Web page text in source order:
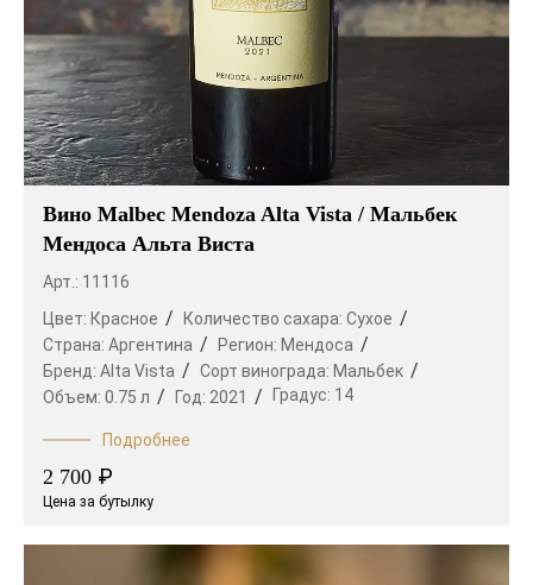
Вино Malbec Mendoza Alta Vista / Мальбек
Мендоса Альта Виста
Арт.: 11116
Цвет: Красное Количество сахара: Сухое
Страна: Аргентина Регион: Мендоса
Бренд: Alta Vista Сорт винограда: Мальбек
Объем: 0.75 л Год: 2021 Градус: 14
Подробнее
2 700 ₽
Цена за бутылку